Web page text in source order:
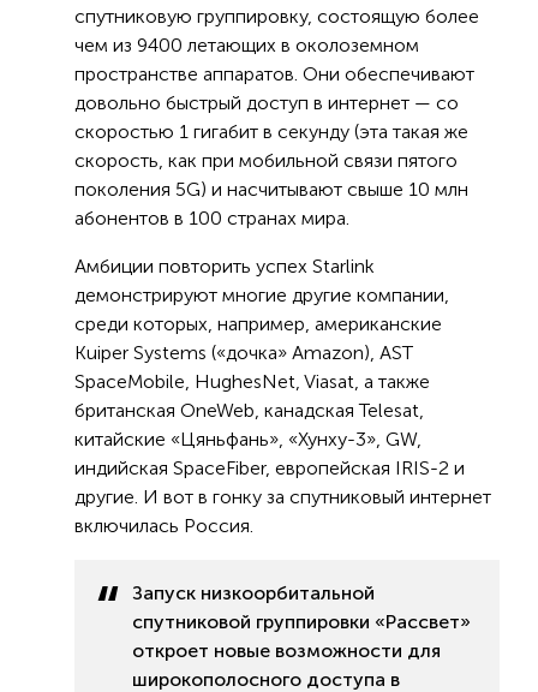
спутниковую группировку, состоящую более
чем из 9400 летающих в околоземном
пространстве аппаратов. Они обеспечивают
довольно быстрый доступ в интернет — со
скоростью 1 гигабит в секунду (эта такая же
скорость, как при мобильной связи пятого
поколения 5G) и насчитывают свыше 10 млн
абонентов в 100 странах мира.
Амбиции повторить успех Starlink
демонстрируют многие другие компании,
среди которых, например, американские
Kuiper Systems («дочка» Amazon), AST
SpaceMobile, HughesNet, Viasat, а также
британская OneWeb, канадская Telesat,
китайские «Цяньфань», «Хунху-3», GW,
индийская SpaceFiber, европейская IRIS-2 и
другие. И вот в гонку за спутниковый интернет
включилась Россия.
Запуск низкоорбитальной
спутниковой группировки «Рассвет»
откроет новые возможности для
широкополосного доступа в